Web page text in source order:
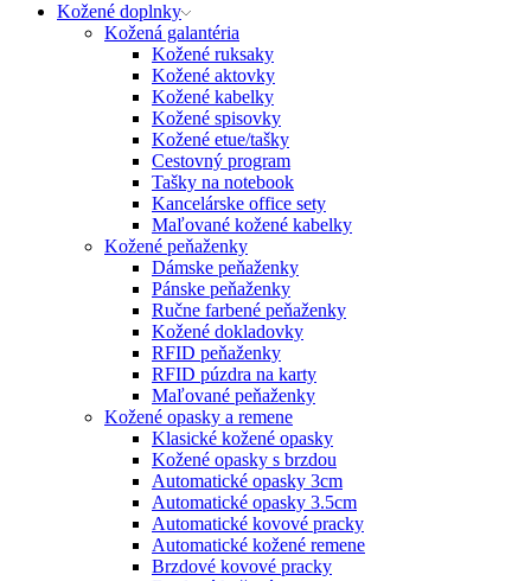
Kožené doplnky
Kožená galantéria
Kožené ruksaky
Kožené aktovky
Kožené kabelky
Kožené spisovky
Kožené etue/tašky
Cestovný program
Tašky na notebook
Kancelárske office sety
Maľované kožené kabelky
Kožené peňaženky
Dámske peňaženky
Pánske peňaženky
Ručne farbené peňaženky
Kožené dokladovky
RFID peňaženky
RFID púzdra na karty
Maľované peňaženky
Kožené opasky a remene
Klasické kožené opasky
Kožené opasky s brzdou
Automatické opasky 3cm
Automatické opasky 3.5cm
Automatické kovové pracky
Automatické kožené remene
Brzdové kovové pracky